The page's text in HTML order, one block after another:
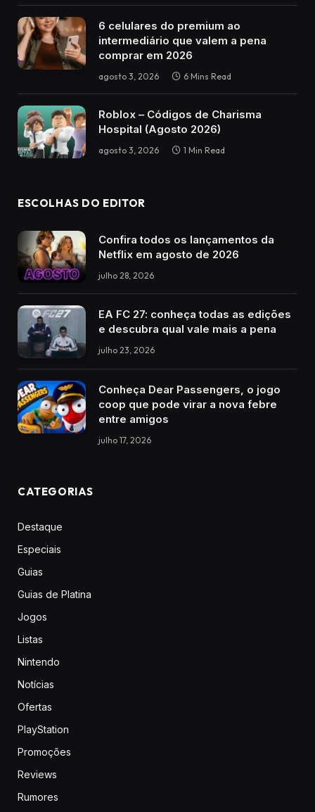
6 celulares do premium ao
intermediário que valem a pena
comprar em 2026
agosto 3, 2026 6 Mins Read
Roblox – Códigos de Charisma
Hospital (Agosto 2026)
agosto 3, 2026 1 Min Read
ESCOLHAS DO EDITOR
Confira todos os lançamentos da
Netflix em agosto de 2026
julho 28, 2026
EA FC 27: conheça todas as edições
e descubra qual vale mais a pena
julho 23, 2026
Conheça Dear Passengers, o jogo
coop que pode virar a nova febre
entre amigos
julho 17, 2026
CATEGORIAS
Destaque
Especiais
Guias
Guias de Platina
Jogos
Listas
Nintendo
Notícias
Ofertas
PlayStation
Promoções
Reviews
Rumores